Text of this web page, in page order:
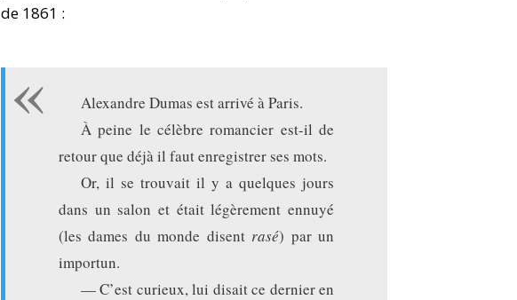
de 1861 :
Alexandre Dumas est arrivé à Paris.
À peine le célèbre romancier est-il de
retour que déjà il faut enregistrer ses mots.
Or, il se trouvait il y a quelques jours
dans un salon et était légèrement ennuyé
(les dames du monde disent rasé) par un
importun.
— C’est curieux, lui disait ce dernier en